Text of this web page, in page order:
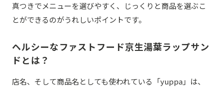
真つきでメニューを選びやすく、じっくりと商品を選ぶこ
とができるのがうれしいポイントです。
ヘルシーなファストフード京生湯葉ラップサン
ドとは？
店名、そして商品名としても使われている「yuppa」は、